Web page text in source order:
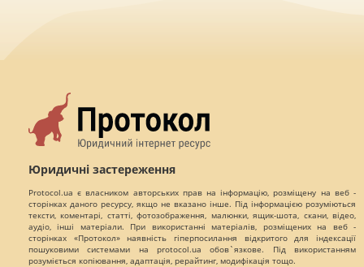
Юридичні застереження
Protocol.ua є власником авторських прав на інформацію, розміщену на веб -
сторінках даного ресурсу, якщо не вказано інше. Під інформацією розуміються
тексти, коментарі, статті, фотозображення, малюнки, ящик-шота, скани, відео,
аудіо, інші матеріали. При використанні матеріалів, розміщених на веб -
сторінках «Протокол» наявність гіперпосилання відкритого для індексації
пошуковими системами на protocol.ua обов`язкове. Під використанням
розуміється копіювання, адаптація, рерайтинг, модифікація тощо.